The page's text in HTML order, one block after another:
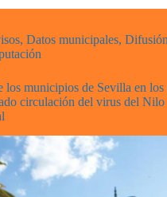
,Datos municipales,Difusión
los municipios de Sevilla en los
circulación del virus del Nilo